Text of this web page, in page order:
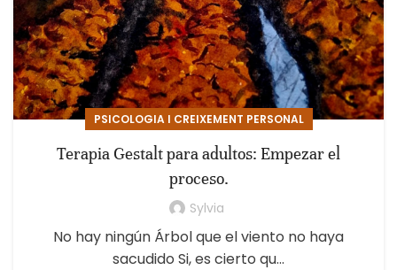
PSICOLOGIA I CREIXEMENT PERSONAL
Terapia Gestalt para adultos: Empezar el
proceso.
Sylvia
No hay ningún Árbol que el viento no haya
sacudido Si, es cierto qu...